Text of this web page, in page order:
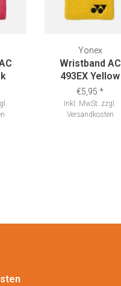
Yonex
Wristband AC
493EX Yellow
€5,95 *
Inkl. MwSt. zzgl.
Versandkosten